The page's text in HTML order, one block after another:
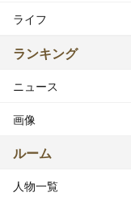
ライフ
ランキング
ニュース
画像
ルーム
人物一覧